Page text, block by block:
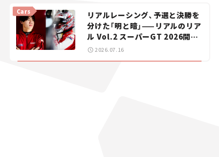
リアルレーシング、予選と決勝を
分けた「明と暗」——リアルのリア
ル Vol.2 スーパーGT 2026開幕
戦 岡山国際サーキット
Cars
2026.07.16